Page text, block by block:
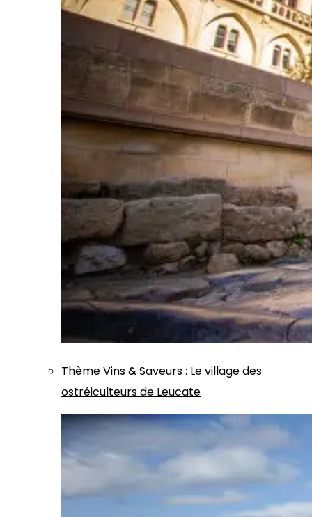
ThèmeVins & Saveurs: Le village des
ostréiculteurs de Leucate